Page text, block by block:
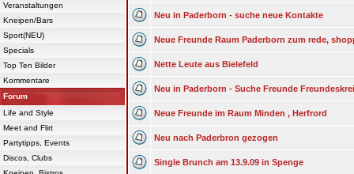
Veranstaltungen
Kneipen/Bars
Sport(NEU)
Specials
Top Ten Bilder
Kommentare
Forum
Life and Style
Meet and Flirt
Partytipps, Events
Discos, Clubs
Neu in Paderborn - suche neue Kontakte
Neue Freunde Raum Paderborn zum rede,
Nette Leute aus Bielefeld
Neu in Paderborn - Suche Freunde
Neue Freunde im Raum Minden , Herfrord
Neu nach Paderbron gezogen
Single Brunch am 13.9.09 in Spenge